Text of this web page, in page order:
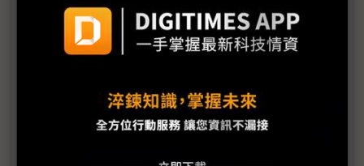
全訊SSPA助攻國防自主 爭取無人機干擾和低空防禦
光學產業不能說的祕密 非紅供應鏈點亮國防商機